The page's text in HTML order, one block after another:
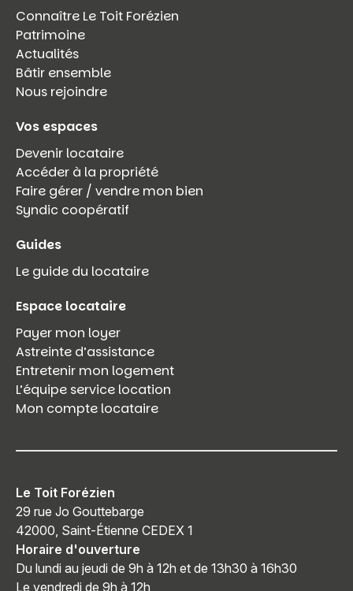
Connaître Le Toit Forézien
Patrimoine
Actualités
Bâtir ensemble
Nous rejoindre
Vos espaces
Devenir locataire
Accéder à la propriété
Faire gérer / vendre mon bien
Syndic coopératif
Guides
Le guide du locataire
Espace locataire
Payer mon loyer
Astreinte d’assistance
Entretenir mon logement
L’équipe service location
Mon compte locataire
Le Toit Forézien
29 rue Jo Gouttebarge
42000, Saint-Étienne CEDEX 1
Horaire d'ouverture
Du lundi au jeudi de 9h à 12h et de 13h30 à 16h30
Le vendredi de 9h à 12h